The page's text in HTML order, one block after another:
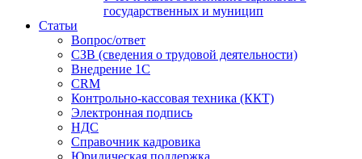
государственных и муницип
Статьи
Вопрос/ответ
СЗВ (сведения о трудовой деятельности)
Внедрение 1С
CRM
Контрольно-кассовая техника (ККТ)
Электронная подпись
НДС
Справочник кадровика